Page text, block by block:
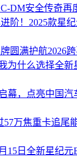
DM安全传奇再
阶！2025款星
圆满护航2026
为什么选择全新
幕，点亮中国汽
万焦重卡追尾
15日全新星纪元